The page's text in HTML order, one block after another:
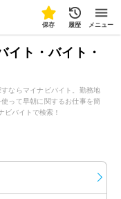
保存 履歴 メニュー
イト・バイト・
ならマイナビバイト。勤務地
って早朝に関するお仕事を簡
ビバイトで検索！